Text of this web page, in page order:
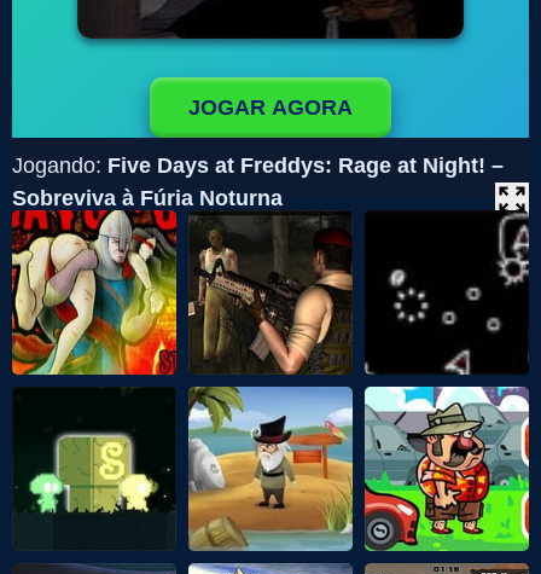
JOGAR AGORA
Jogando: Five Days at Freddys: Rage at Night! –
Sobreviva à Fúria Noturna